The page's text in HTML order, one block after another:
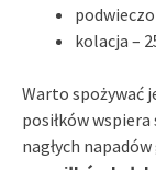
kolacja –
Warto spożywać
posiłków
nagłych napadów